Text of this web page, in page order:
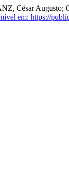
César Augusto;
em: https://